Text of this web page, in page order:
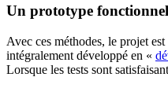
Un prototype
Avec ces méthodes, le projet
intégralement développé en «
Lorsque les tests sont